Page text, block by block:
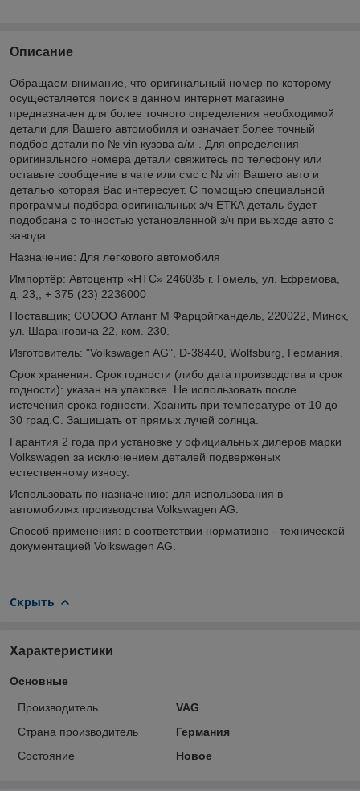
Описание
Обращаем внимание, что оригинальный номер по которому
осуществляется поиск в данном интернет магазине
предназначен для более точного определения необходимой
детали для Вашего автомобиля и означает более точный
подбор детали по № vin кузова а/м . Для определения
оригинального номера детали свяжитесь по телефону или
оставьте сообщение в чате или смс с № vin Вашего авто и
деталью которая Вас интересует. С помощью специальной
программы подбора оригинальных з/ч ЕТКА деталь будет
подобрана с точностью установленной з/ч при выходе авто с
завода
Назначение: Для легкового автомобиля
Импортёр: Автоцентр «НТС» 246035 г. Гомель, ул. Ефремова,
д. 23,, + 375 (23) 2236000
Поставщик; СОООО Атлант М Фарцойгхандель, 220022, Минск,
ул. Шаранговича 22, ком. 230.
Изготовитель: "Volkswagen AG", D-38440, Wolfsburg, Германия.
Срок хранения: Срок годности (либо дата производства и срок
годности): указан на упаковке. Не использовать после
истечения срока годности. Хранить при температуре от 10 до
30 град.С. Защищать от прямых лучей солнца.
Гарантия 2 года при установке у официальных дилеров марки
Volkswagen за исключением деталей подверженых
естественному износу.
Использовать по назначению: для использования в
автомобилях производства Volkswagen AG.
Способ применения: в соответствии нормативно - технической
документацией Volkswagen AG.
Скрыть
Характеристики
Основные
Производитель
VAG
Страна производитель
Германия
Состояние
Новое